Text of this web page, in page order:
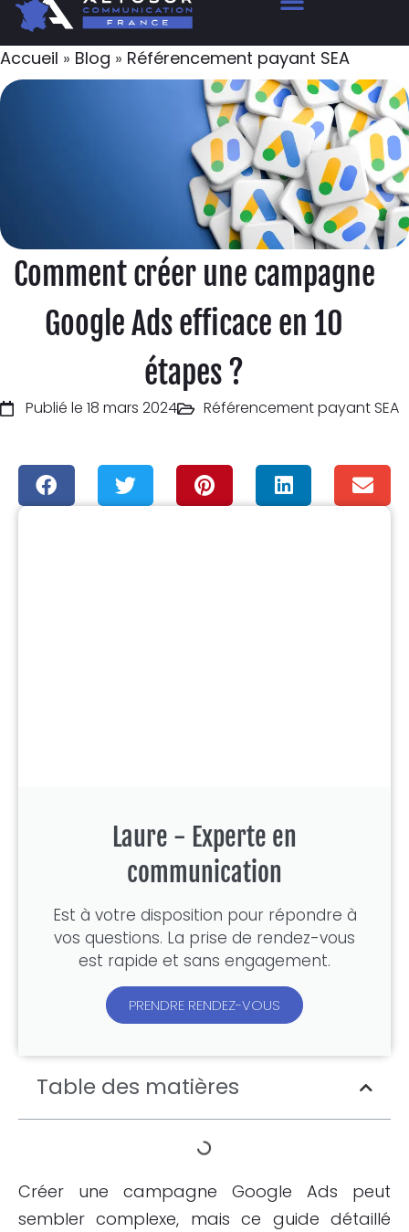
Accueil » Blog » Référencement payant SEA
Comment créer une campagne
Google Ads efficace en 10
étapes ?
Publié le 18 mars 2024 Référencement payant SEA
Laure - Experte en
communication
Est à votre disposition pour répondre à
vos questions. La prise de rendez-vous
est rapide et sans engagement.
PRENDRE RENDEZ-VOUS
Table des matières
Créer une campagne Google Ads peut
sembler complexe, mais ce guide détaillé